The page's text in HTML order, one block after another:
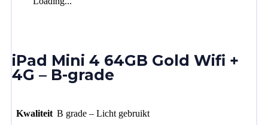
iPad Mini 4 64GB Gold Wifi +
4G – B-grade
Kwaliteit B grade – Licht gebruikt